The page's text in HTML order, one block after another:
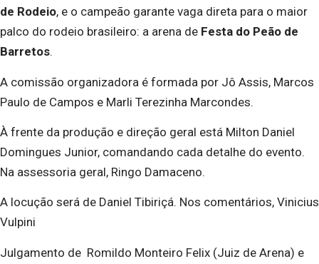
de Rodeio, e o campeão garante vaga direta para o maior
palco do rodeio brasileiro: a arena de Festa do Peão de
Barretos.
A comissão organizadora é formada por Jô Assis, Marcos
Paulo de Campos e Marli Terezinha Marcondes.
À frente da produção e direção geral está Milton Daniel
Domingues Junior, comandando cada detalhe do evento.
Na assessoria geral, Ringo Damaceno.
A locução será de Daniel Tibiriçá. Nos comentários, Vinicius
Vulpini
Julgamento de Romildo Monteiro Felix (Juiz de Arena) e